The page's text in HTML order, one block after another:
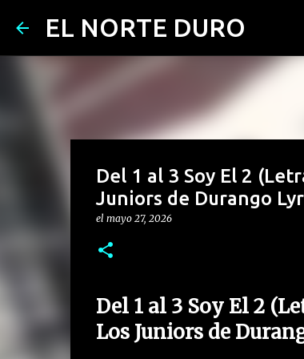
EL NORTE DURO
Del 1 al 3 Soy El 2
Juniors de Durango
el mayo 27, 2026
Del 1 al 3 Soy El 2
Los Juniors de